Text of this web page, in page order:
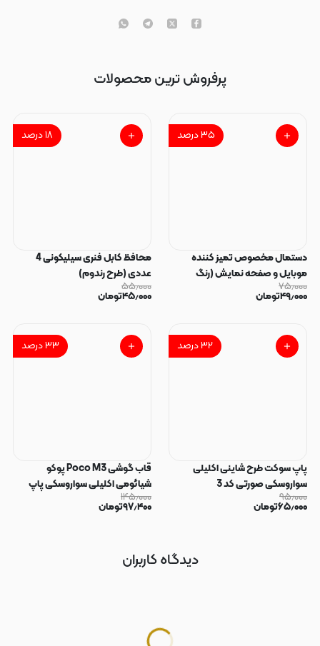
پرفروش ترین محصولات
۳۵درصد
دستمال مخصوص تمیز کننده
موبایل و صفحه نمایش (رنگ
رندوم)
۷۵٫۰۰۰
۴۹٫۰۰۰تومان
۱۸درصد
محافظ کابل فنری سیلیکونی 4
عددی (طرح رندوم)
۵۵٫۰۰۰
۴۵٫۰۰۰تومان
۳۲درصد
پاپ سوکت طرح شاینی اکلیلی
سواروسکی صورتی کد 3
۹۵٫۰۰۰
۶۵٫۰۰۰تومان
۳۳درصد
قاب گوشی Poco M3 پوکو
شیائومی اکلیلی سواروسکی پاپ
سوکت دار محافظ لنز دار صورتی کد
۱۴۵٫۰۰۰
۹۷٫۴۰۰تومان
دیدگاه کاربران